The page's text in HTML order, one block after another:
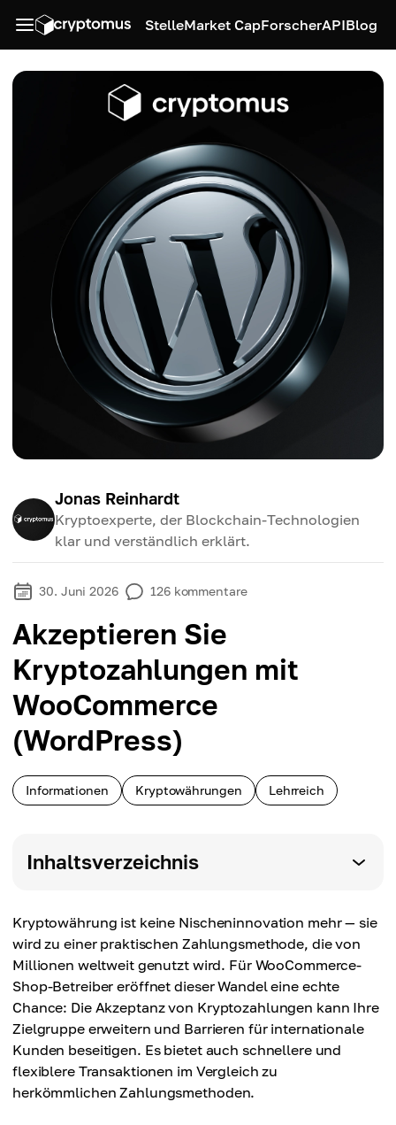
StelleMarket CapForscherAPIBlog
Jonas Reinhardt
Kryptoexperte, der Blockchain-Technologien
klar und verständlich erklärt.
30. Juni 2026 126 kommentare
Akzeptieren Sie
Kryptozahlungen mit
WooCommerce
(WordPress)
Informationen Kryptowährungen Lehrreich
Inhaltsverzeichnis
Kryptowährung ist keine Nischeninnovation mehr — sie
wird zu einer praktischen Zahlungsmethode, die von
Millionen weltweit genutzt wird. Für WooCommerce-
Shop-Betreiber eröffnet dieser Wandel eine echte
Chance: Die Akzeptanz von Kryptozahlungen kann Ihre
Zielgruppe erweitern und Barrieren für internationale
Kunden beseitigen. Es bietet auch schnellere und
flexiblere Transaktionen im Vergleich zu
herkömmlichen Zahlungsmethoden.